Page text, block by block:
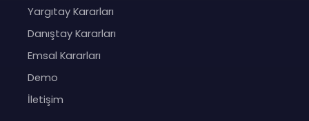
Yargıtay Kararları
Danıştay Kararları
Emsal Kararları
Demo
İletişim